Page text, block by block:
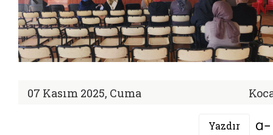
07 Kasım 2025, Cuma
Yazdır